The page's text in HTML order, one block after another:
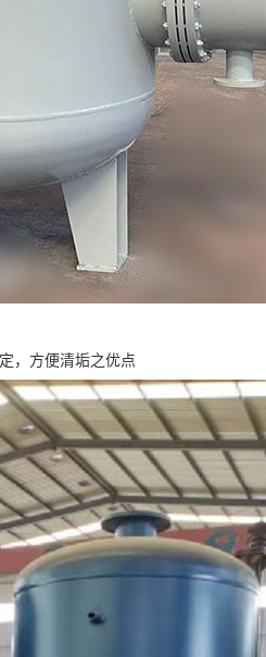
，方便清垢之优点